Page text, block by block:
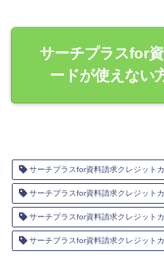
サーチプラスfor
ードが使えない
サーチプラスfor資料請求クレジット
サーチプラスfor資料請求クレジット
サーチプラスfor資料請求クレジット
サーチプラスfor資料請求クレジット